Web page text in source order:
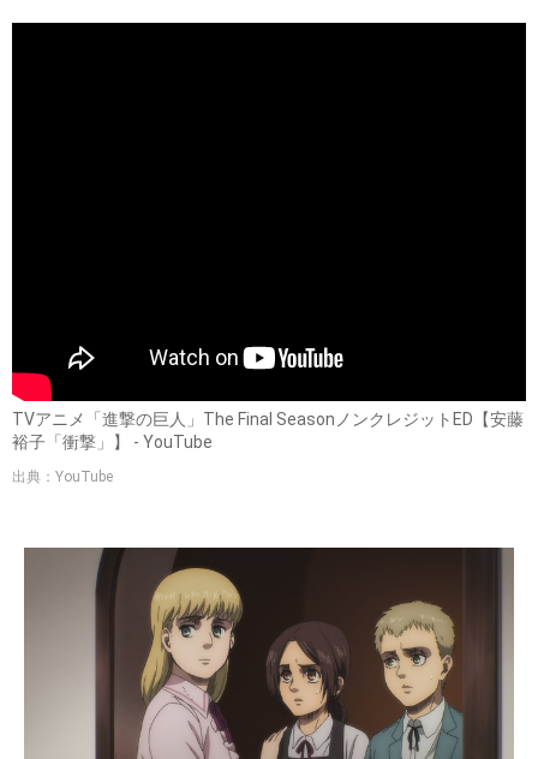
TVアニメ「進撃の巨人」The Final SeasonノンクレジットED【安藤
裕子「衝撃」】 - YouTube
出典：YouTube